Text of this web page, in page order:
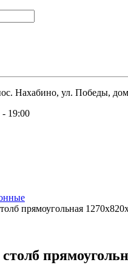
Нахабино, ул. Победы, дом
19:00
прямоугольная